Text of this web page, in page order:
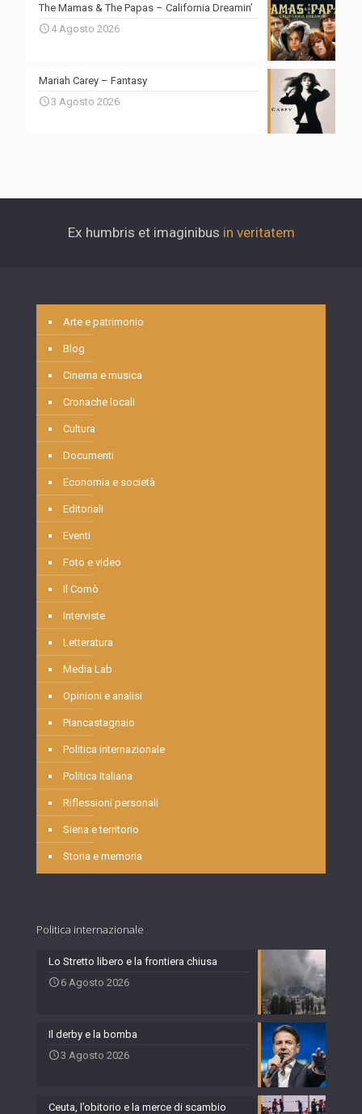
The Mamas & The Papas – California Dreamin’
4 Agosto 2026
Mariah Carey – Fantasy
3 Agosto 2026
Ex humbris et imaginibus in veritatem
Arte e patrimonio
Blog
Cinema e musica
Cronache locali
Cultura
Documenti
Economia e società
Editoriali
Eventi
Foto e video
Il Comò
Interviste
Letteratura
Media Lab
Opinioni e analisi
Piancastagnaio
Politica internazionale
Politica Italiana
Riflessioni personali
Siena e territorio
Storia e memoria
Politica internazionale
Lo Stretto libero e la frontiera chiusa
6 Agosto 2026
Il derby e la bomba
3 Agosto 2026
Ceuta, l’obitorio e la merce di scambio